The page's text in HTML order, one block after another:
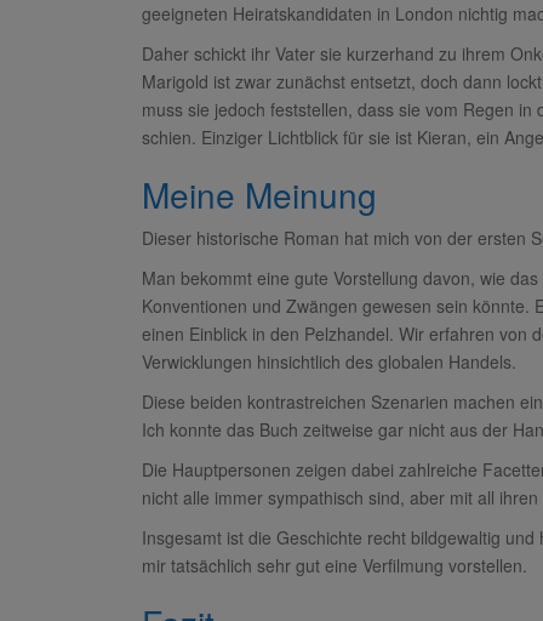
geeigneten Heiratskandidaten in London nichtig
Daher schickt ihr Vater sie kurzerhand zu ihrem
Marigold ist zwar zunächst entsetzt, doch dann
muss sie jedoch feststellen, dass sie vom Regen
schien. Einziger Lichtblick für sie ist Kieran, ein
Meine Meinung
Dieser historische Roman hat mich von der ersten
Man bekommt eine gute Vorstellung davon, wie
Konventionen und Zwängen gewesen sein könnte.
einen Einblick in den Pelzhandel. Wir erfahren von
Verwicklungen hinsichtlich des globalen Handels.
Diese beiden kontrastreichen Szenarien machen
Ich konnte das Buch zeitweise gar nicht aus der
Die Hauptpersonen zeigen dabei zahlreiche
nicht alle immer sympathisch sind, aber mit all
Insgesamt ist die Geschichte recht bildgewaltig
mir tatsächlich sehr gut eine Verfilmung vorstellen.